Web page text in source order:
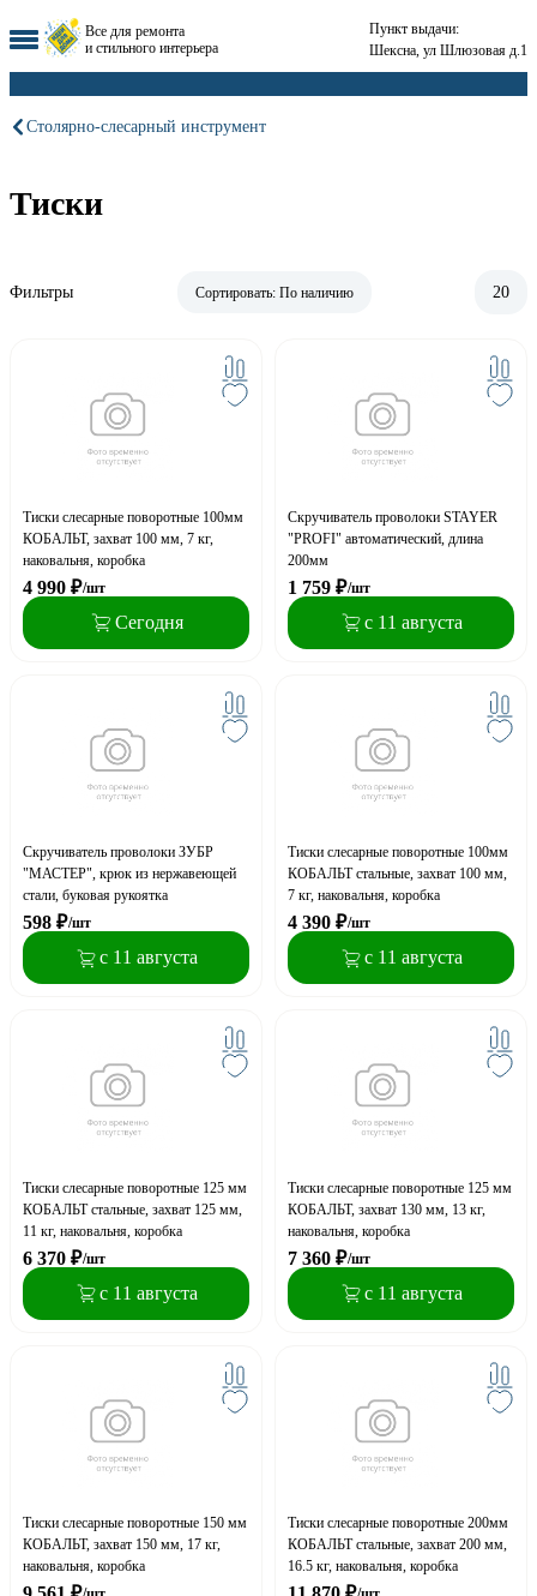
Все для ремонта
и стильного интерьера
Пункт выдачи:
Шексна, ул Шлюзовая д.1
Столярно-слесарный инструмент
Тиски
Фильтры Сортировать: По наличию 20
Тиски слесарные поворотные 100мм
КОБАЛЬТ, захват 100 мм, 7 кг,
наковальня, коробка
4 990 ₽/шт
Сегодня
Скручиватель проволоки STAYER
"PROFI" автоматический, длина
200мм
1 759 ₽/шт
с 11 августа
Скручиватель проволоки ЗУБР
"МАСТЕР", крюк из нержавеющей
стали, буковая рукоятка
598 ₽/шт
с 11 августа
Тиски слесарные поворотные 100мм
КОБАЛЬТ стальные, захват 100 мм,
7 кг, наковальня, коробка
4 390 ₽/шт
с 11 августа
Тиски слесарные поворотные 125 мм
КОБАЛЬТ стальные, захват 125 мм,
11 кг, наковальня, коробка
6 370 ₽/шт
с 11 августа
Тиски слесарные поворотные 125 мм
КОБАЛЬТ, захват 130 мм, 13 кг,
наковальня, коробка
7 360 ₽/шт
с 11 августа
Тиски слесарные поворотные 150 мм
КОБАЛЬТ, захват 150 мм, 17 кг,
наковальня, коробка
Тиски слесарные поворотные 200мм
КОБАЛЬТ стальные, захват 200 мм,
16.5 кг, наковальня, коробка